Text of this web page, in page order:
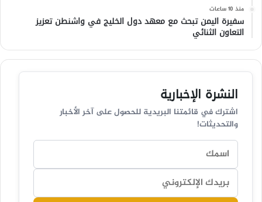
منذ 10 ساعات
سفيرة اليمن تبحث مع معهد دول الخليج في واشنطن تعزيز
التعاون الثنائي
النشرة الإخبارية
اشترك في قائمتنا البريدية للحصول على آخر الأخبار
والتحديثات!